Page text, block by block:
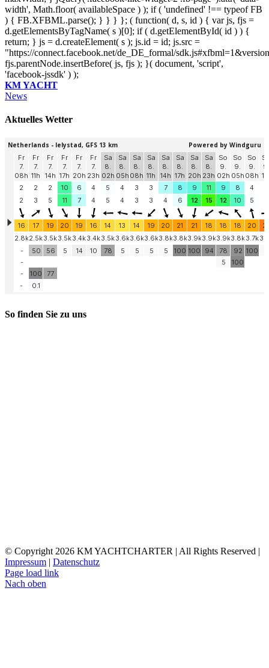
width', Math.floor( availableSpace ) ); if ( 'undefined' !== typeof FB
) { FB.XFBML.parse(); } } } }; ( function( d, s, id ) { var js, fjs =
d.getElementsByTagName( s )[0]; if ( d.getElementById( id ) ) {
return; } js = d.createElement( s ); js.id = id; js.src =
"https://connect.facebook.net/de_DE_formal/
fjs.parentNode.insertBefore( js, fjs ); }( document, 'script',
'facebook-jssdk' ) );
KM YACHT
News
Aktuelles Wetter
So finden Sie zu uns
© Copyright 2026 KM YACHTCHARTER | All Rights Reserved |
Impressum | Datenschutz
Page load link
Nach oben